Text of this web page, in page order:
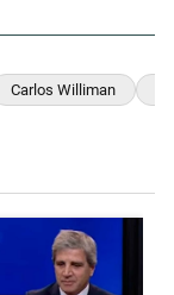
Carlos Williman
apuntó contra
de tendencia con